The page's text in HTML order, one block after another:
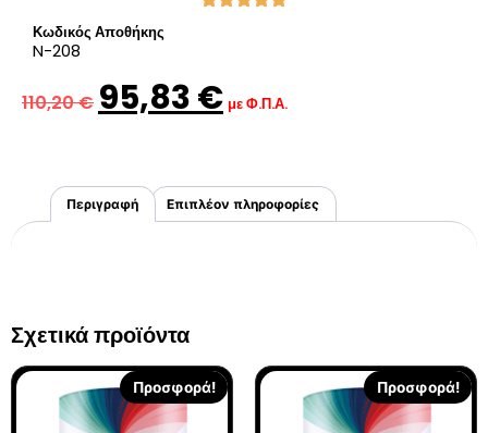
Κωδικός Αποθήκης
N-208
110,20€ 95,83€ με Φ.Π.Α.
Περιγραφή Επιπλέον πληροφορίες
Σχετικά προϊόντα
Προσφορά! Προσφορά!